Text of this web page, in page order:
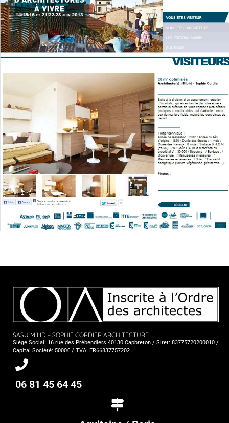
SASU MILID – SOPHIE CORDIER ARCHITECTURE
Siège Social: 16 rue des Prébendiers 40130 Capbreton / Siret: 83775720200010 /
Capital Société: 5000€ / TVA: FR66837757202
06 81 45 64 45